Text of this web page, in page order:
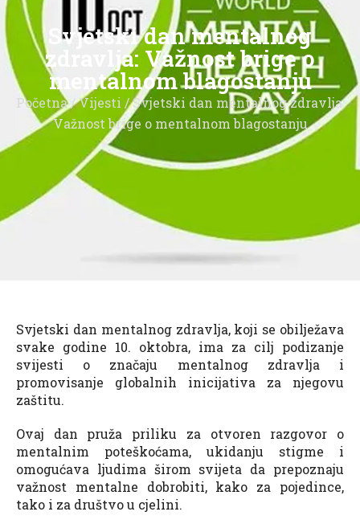
Svjetski dan mentalnog
zdravlja: Važnost brige o
mentalnom blagostanju
Početna/Vijesti / Svjetski dan mentalnog zdravlja:
Važnost brige o mentalnom blagostanju
Svjetski dan mentalnog zdravlja, koji se obilježava
svake godine 10. oktobra, ima za cilj podizanje
svijesti o značaju mentalnog zdravlja i
promovisanje globalnih inicijativa za njegovu
zaštitu.
Ovaj dan pruža priliku za otvoren razgovor o
mentalnim poteškoćama, ukidanju stigme i
omogućava ljudima širom svijeta da prepoznaju
važnost mentalne dobrobiti, kako za pojedince,
tako i za društvo u cjelini.